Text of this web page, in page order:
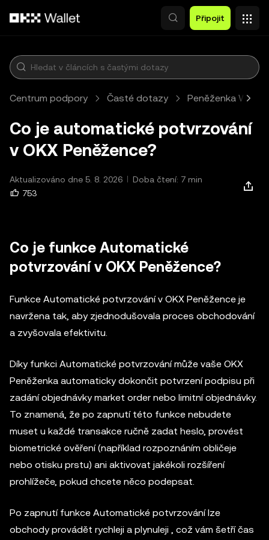
Připojit
Centrum podpory Časté dotazy Peněženka Web3
Co je automatické potvrzování
v OKX Peněžence?
Aktualizováno dne 5. 8. 2026
Doba čtení: 7 min
753
Co je funkce Automatické
potvrzování v OKX Peněžence?
Funkce Automatické potvrzování v OKX Peněžence je
navržena tak, aby zjednodušovala proces obchodování
a zvyšovala efektivitu.
Díky funkci Automatické potvrzování může vaše OKX
Peněženka automaticky dokončit potvrzení podpisu při
zadání objednávky market order nebo limitní objednávky.
To znamená, že po zapnutí této funkce nebudete
muset u každé transakce ručně zadat heslo, provést
biometrické ověření (například rozpoznáním obličeje
nebo otisku prstu) ani aktivovat jakékoli rozšíření
prohlížeče, pokud chcete něco podepsat.
Po zapnutí funkce Automatické potvrzování lze
obchody provádět rychleji a plynuleji , což vám šetří čas